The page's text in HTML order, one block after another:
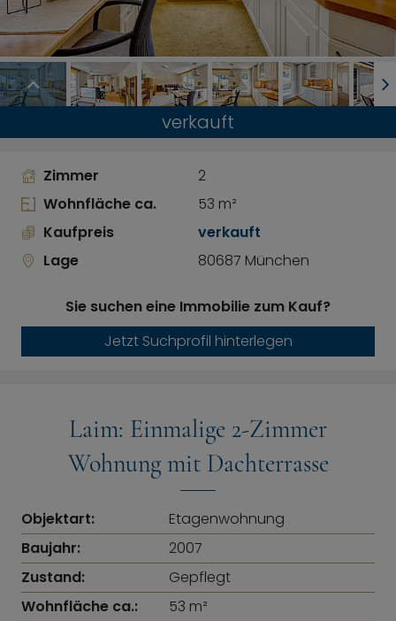
verkauft
Zimmer
2
Wohnfläche ca.
53 m²
Kaufpreis
verkauft
Lage
80687 München
Sie suchen eine Immobilie zum Kauf?
Jetzt Suchprofil hinterlegen
Laim: Einmalige 2-Zimmer
Wohnung mit Dachterrasse
Objektart:
Etagenwohnung
Baujahr:
2007
Zustand:
Gepflegt
Wohnfläche ca.:
53 m²